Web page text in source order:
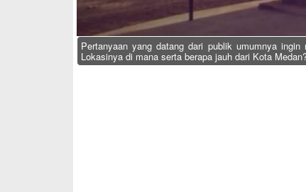
Pertanyaan yang datang dari publik umumnya
Lokasinya di mana serta berapa jauh dari Kota